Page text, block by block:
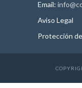
Email:
Aviso Legal
Protección